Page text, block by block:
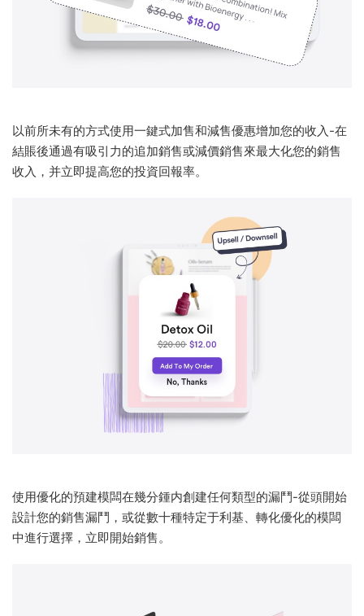
以前所未有的方式使用一鍵式加售和減售優惠增加您的收入-在
結賬後通過有吸引力的追加銷售或減價銷售來最大化您的銷售
收入，并立即提高您的投資回報率。
使用優化的預建模闆在幾分鍾内創建任何類型的漏鬥-從頭開始
設計您的銷售漏鬥，或從數十種特定于利基、轉化優化的模闆
中進行選擇，立即開始銷售。